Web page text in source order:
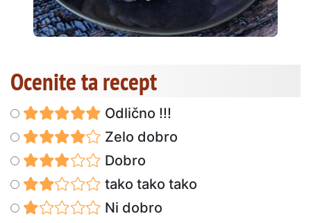
Ocenite ta recept
Odlično !!!
Zelo dobro
Dobro
tako tako tako
Ni dobro